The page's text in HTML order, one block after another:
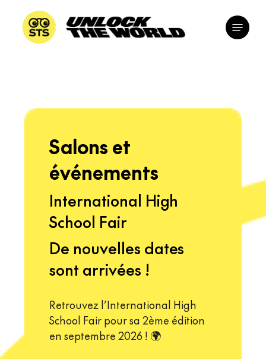
main
Menu
Salons et
événements
International High
School Fair
De nouvelles dates
sont arrivées !
Retrouvez l’International High
School Fair pour sa 2ème édition
en septembre 2026 ! 🌍